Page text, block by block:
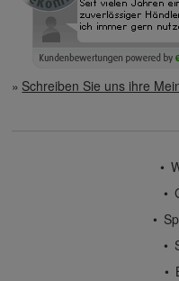
Schreiben Sie uns ihre